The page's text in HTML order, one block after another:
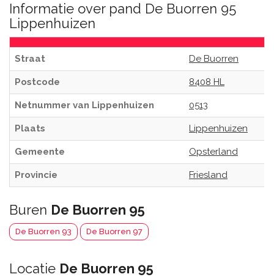
Informatie over pand De Buorren 95
Lippenhuizen
Straat De Buorren
Postcode 8408 HL
Netnummer van Lippenhuizen 0513
Plaats Lippenhuizen
Gemeente Opsterland
Provincie Friesland
Buren De Buorren 95
De Buorren 93 De Buorren 97
Locatie De Buorren 95